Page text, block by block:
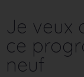
Je veux
ce
neuf